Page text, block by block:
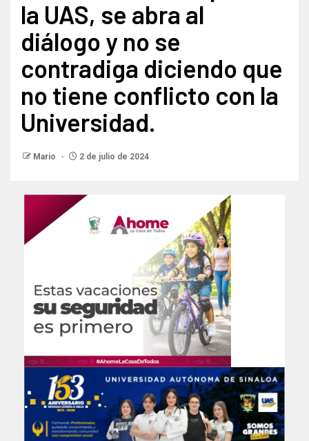
la UAS, se abra al
diálogo y no se
contradiga diciendo que
no tiene conflicto con la
Universidad.
Mario 2 de julio de 2024